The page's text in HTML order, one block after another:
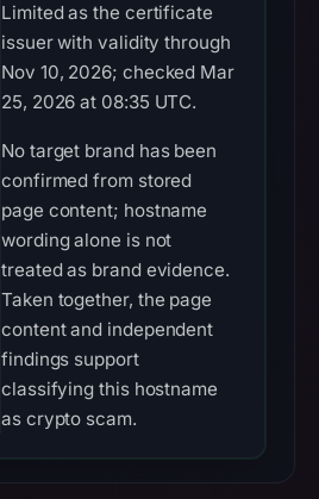
Limited as the certificate
issuer with validity through
Nov 10, 2026; checked Mar
25, 2026 at 08:35 UTC.
No target brand has been
confirmed from stored
page content; hostname
wording alone is not
treated as brand evidence.
Taken together, the page
content and independent
findings support
classifying this hostname
as crypto scam.